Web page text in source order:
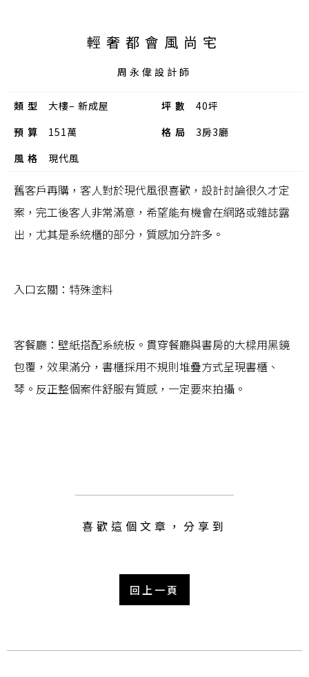
輕奢都會風尚宅
周永偉設計師
類型 大樓– 新成屋 坪數
40坪
預算
151萬 格局
3房3廳
風格
現代風
舊客戶再購，客人對於現代風很喜歡，設計討論很久才定
案，完工後客人非常滿意，希望能有機會在網路或雜誌露
出，尤其是系統櫃的部分，質感加分許多。
入口玄關：特殊塗料
客餐廳：壁紙搭配系統板。貫穿餐廳與書房的大樑用黑鏡
包覆，效果滿分，書櫃採用不規則堆疊方式呈現書櫃、
琴。反正整個案件舒服有質感，一定要來拍攝。
喜歡這個文章，分享到
回上一頁